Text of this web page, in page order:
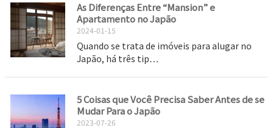
As Diferenças Entre “Mansion” e
Apartamento no Japão
2024-01-15
Quando se trata de imóveis para alugar no
Japão, há três tip…
5 Coisas que Você Precisa Saber Antes de se
Mudar Para o Japão
2023-07-26